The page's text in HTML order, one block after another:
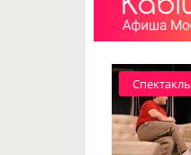
Спектакль